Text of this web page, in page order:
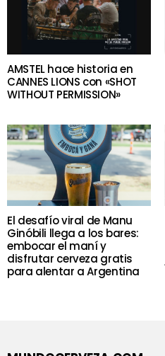
AMSTEL hace historia en
CANNES LIONS con «SHOT
WITHOUT PERMISSION»
El desafío viral de Manu
Ginóbili llega a los bares:
embocar el maní y
disfrutar cerveza gratis
para alentar a Argentina